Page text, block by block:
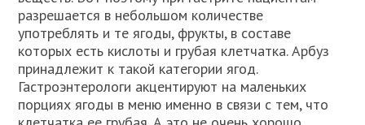
разрешается в небольшом количестве
употреблять и те ягоды, фрукты, в составе
которых есть кислоты и грубая клетчатка. Арбуз
принадлежит к такой категории ягод.
Гастроэнтерологи акцентируют на маленьких
порциях ягоды в меню именно в связи с тем, что